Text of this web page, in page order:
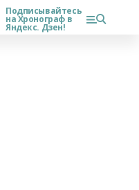
Подписывайтесь
на Хронограф в
Яндекс. Дзен!